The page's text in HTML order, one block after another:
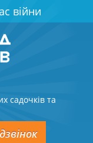
війни
садочків та